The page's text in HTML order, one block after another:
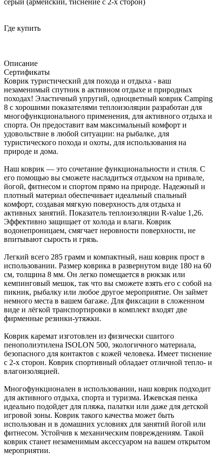
Где купить
Описание
Сертификаты
Коврик туристический для похода и отдыха - ваш
незаменимый спутник в активном отдыхе и природных
походах! Эластичный упругий, одноцветный коврик Camping
8 с хорошими показателями теплоизоляции разработан для
многофункционального применения, для активного отдыха и
спорта. Он предоставит вам максимальный комфорт и
удовольствие в любой ситуации: на рыбалке, для
туристического похода и охоты, для использования на
природе и дома.
Наш коврик — это сочетание функциональности и стиля. С
его помощью вы сможете насладиться отдыхом на привале,
йогой, фитнесом и спортом прямо на природе. Надежный и
плотный материал обеспечивает идеальный спальный
комфорт, создавая мягкую поверхность для отдыха и
активных занятий. Показатель теплоизоляции R-value 1,26.
Эффективно защищает от холода и влаги. Коврик
водонепроницаем, смягчает неровности поверхности, не
впитывают сырость и грязь.
Легкий всего 285 грамм и компактный, наш коврик прост в
использовании. Размер коврика в развернутом виде 180 на 60
см, толщина 8 мм. Он легко помещается в рюкзак или
кемпинговый мешок, так что вы сможете взять его с собой на
пикник, рыбалку или любое другое мероприятие. Он займет
немного места в вашем багаже. Для фиксации в сложенном
виде и лёгкой транспортировки в комплект входят две
фирменные резинки-утяжки.
Коврик каремат изготовлен из физически сшитого
пенополиэтилена ISOLON 500, экологичного материала,
безопасного для контактов с кожей человека. Имеет тиснение
с 2-х сторон. Коврик спортивный обладает отличной тепло- и
влагоизоляцией.
Многофункционален в использовании, наш коврик подходит
для активного отдыха, спорта и туризма. Ижевская пенка
идеально подойдет для пляжа, палатки или даже для детской
игровой зоны. Коврик такого качества может быть
использован и в домашних условиях для занятий йогой или
фитнесом. Устойчив к механическим повреждениям. Такой
коврик станет незаменимым аксессуаром на вашем открытом
мероприятии.